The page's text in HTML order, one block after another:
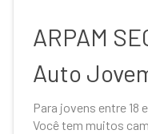
ARPAM
Auto
Para jovens entre 18
Você tem muitos